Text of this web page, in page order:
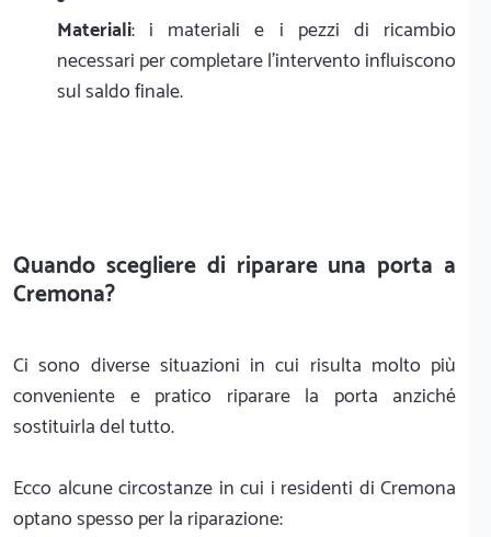
Materiali: i materiali e i pezzi di ricambio
necessari per completare l'intervento influiscono
sul saldo finale.
Quando scegliere di riparare una porta a
Cremona?
Ci sono diverse situazioni in cui risulta molto più
conveniente e pratico riparare la porta anziché
sostituirla del tutto.
Ecco alcune circostanze in cui i residenti di Cremona
optano spesso per la riparazione: